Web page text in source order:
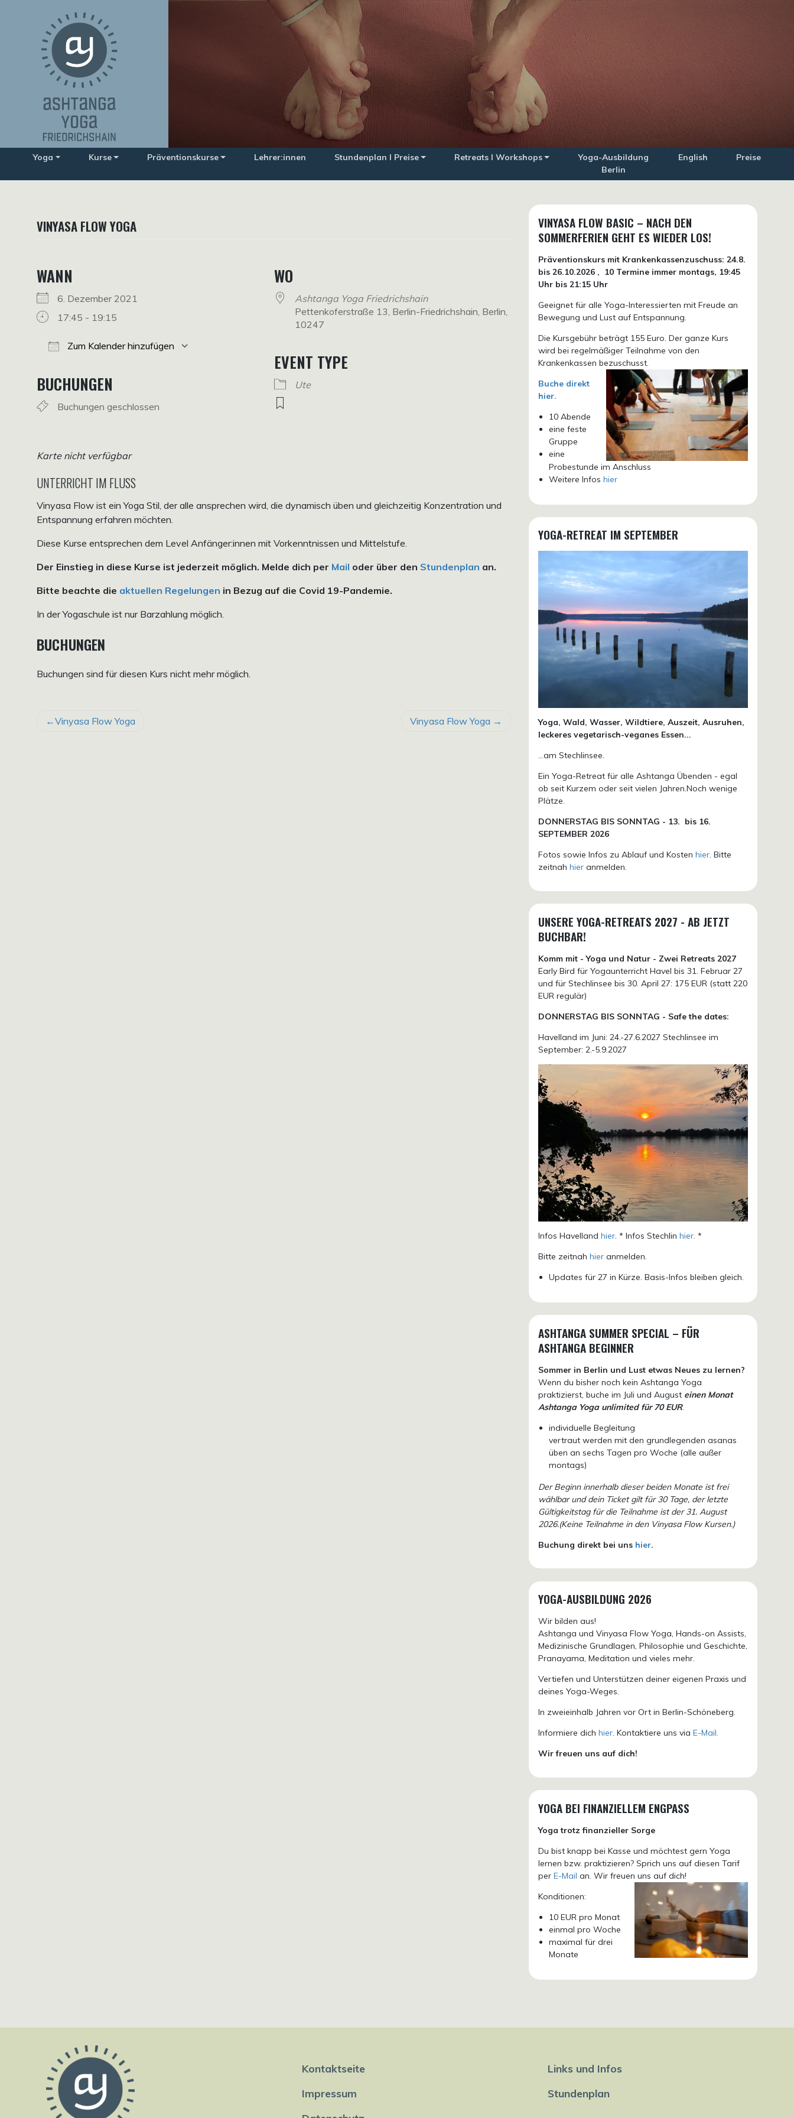
Yoga Kurse Präventionskurse Lehrer:innen Stundenplan I Preise Retreats I Workshops
Yoga-Ausbildung
Berlin
English Preise
VINYASA FLOW YOGA
WANN
6. Dezember 2021
17:45 - 19:15
Zum Kalender hinzufügen
BUCHUNGEN
Buchungen geschlossen
WO
Ashtanga Yoga Friedrichshain
Pettenkoferstraße 13, Berlin-Friedrichshain, Berlin,
10247
EVENT TYPE
Ute
Karte nicht verfügbar
UNTERRICHT IM FLUSS
Vinyasa Flow ist ein Yoga Stil, der alle ansprechen wird, die dynamisch üben und gleichzeitig Konzentration und
Entspannung erfahren möchten.
Diese Kurse entsprechen dem Level Anfänger:innen mit Vorkenntnissen und Mittelstufe.
Der Einstieg in diese Kurse ist jederzeit möglich. Melde dich per Mail oder über den Stundenplan an.
Bitte beachte die aktuellen Regelungen in Bezug auf die Covid 19-Pandemie.
In der Yogaschule ist nur Barzahlung möglich.
BUCHUNGEN
Buchungen sind für diesen Kurs nicht mehr möglich.
BEITRAGSNAVIGATION
Vinyasa Flow Yoga Vinyasa Flow Yoga
VINYASA FLOW BASIC – NACH DEN
SOMMERFERIEN GEHT ES WIEDER LOS!
Präventionskurs mit Krankenkassenzuschuss:24.8.
bis 26.10.2026 ,
10 Termine immer montags, 19:45
Uhr bis 21:15 Uhr
Geeignet für alle Yoga-Interessierten mit Freude an
Bewegung und Lust auf Entspannung.
Die Kursgebühr beträgt 155 Euro. Der ganze Kurs
wird bei regelmäßiger Teilnahme von den
Krankenkassen bezuschusst.
Buche direkt
hier.
10 Abende
eine feste
Gruppe
eine
Probestunde im Anschluss
Weitere Infos hier
YOGA-RETREAT IM SEPTEMBER
Yoga, Wald, Wasser, Wildtiere, Auszeit, Ausruhen,
leckeres vegetarisch-veganes Essen...
...am Stechlinsee.
Ein Yoga-Retreat für alle Ashtanga Übenden - egal
ob seit Kurzem oder seit vielen Jahren.Noch wenige
Plätze.
DONNERSTAG BIS SONNTAG - 13. bis 16.
SEPTEMBER 2026
Fotos sowie Infos zu Ablauf und Kostenhier. Bitte
zeitnahhier anmelden.
UNSERE YOGA-RETREATS 2027 - AB JETZT
BUCHBAR!
Komm mit - Yoga und Natur - Zwei Retreats 2027
Early Bird für Yogaunterricht Havel bis 31. Februar 27
und für Stechlinsee bis 30. April 27: 175 EUR (statt 220
EUR regulär)
DONNERSTAG BIS SONNTAG - Safe the dates:
Havelland im Juni: 24.-27.6.2027 Stechlinsee im
September: 2.-5.9.2027
Infos Havellandhier. * Infos Stechlinhier. *
Bitte zeitnahhier anmelden.
Updates für 27 in Kürze. Basis-Infos bleiben gleich.
ASHTANGA SUMMER SPECIAL – FÜR
ASHTANGA BEGINNER
Sommer in Berlin und Lust etwas Neues zu lernen?
Wenn du bisher noch kein Ashtanga Yoga
praktizierst, buche im Juli und August einen Monat
Ashtanga Yoga unlimited für 70 EUR.
individuelle Begleitung
vertraut werden mit den grundlegenden asanas
üben an sechs Tagen pro Woche (alle außer
montags)
Der Beginn innerhalb dieser beiden Monate ist frei
wählbar und dein Ticket gilt für 30 Tage, der letzte
Gültigkeitstag für die Teilnahme ist der 31. August
2026.(Keine Teilnahme in den Vinyasa Flow Kursen.)
Buchung direkt bei uns hier.
YOGA-AUSBILDUNG 2026
Wir bilden aus!
Ashtanga und Vinyasa Flow Yoga, Hands-on Assists,
Medizinische Grundlagen, Philosophie und Geschichte,
Pranayama, Meditation und vieles mehr.
Vertiefen und Unterstützen deiner eigenen Praxis und
deines Yoga-Weges.
In zweieinhalb Jahren vor Ort in Berlin-Schöneberg.
Informiere dichhier. Kontaktiere uns viaE-Mail.
Wir freuen uns auf dich!
YOGA BEI FINANZIELLEM ENGPASS
Yoga trotz finanzieller Sorge
Du bist knapp bei Kasse und möchtest gern Yoga
lernen bzw. praktizieren? Sprich uns auf diesen Tarif
perE-Mail an. Wir freuen uns auf dich!
Konditionen:
10 EUR pro Monat
einmal pro Woche
maximal für drei
Monate
Kontaktseite
Impressum
Links und Infos
Stundenplan